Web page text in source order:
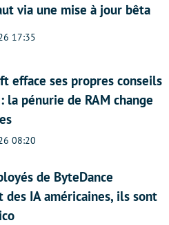
via une mise à jour bêta
17:35
efface ses propres conseils
la pénurie de RAM change
08:20
de ByteDance
IA américaines, ils sont